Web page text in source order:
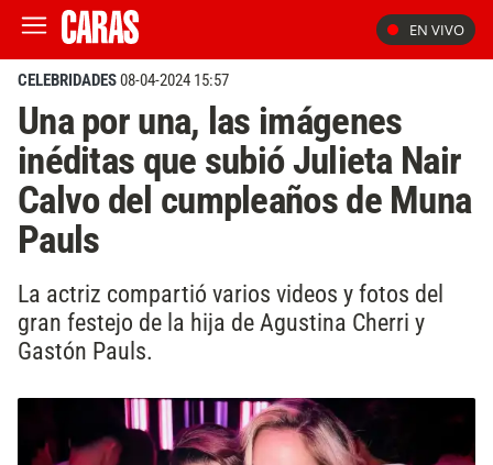
EN VIVO
CELEBRIDADES08-04-2024 15:57
Una por una, las imágenes
inéditas que subió Julieta Nair
Calvo del cumpleaños de Muna
Pauls
La actriz compartió varios videos y fotos del
gran festejo de la hija de Agustina Cherri y
Gastón Pauls.